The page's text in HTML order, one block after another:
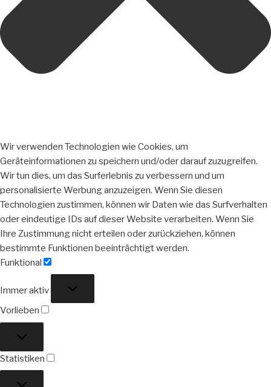
Wir verwenden Technologien wie Cookies, um
Geräteinformationen zu speichern und/oder darauf zuzugreifen.
Wir tun dies, um das Surferlebnis zu verbessern und um
personalisierte Werbung anzuzeigen. Wenn Sie diesen
Technologien zustimmen, können wir Daten wie das Surfverhalten
oder eindeutige IDs auf dieser Website verarbeiten. Wenn Sie
Ihre Zustimmung nicht erteilen oder zurückziehen, können
bestimmte Funktionen beeinträchtigt werden.
Funktional
Immer aktiv
Vorlieben
Statistiken